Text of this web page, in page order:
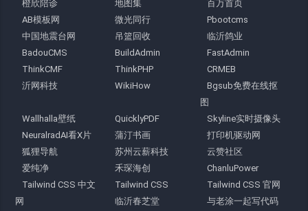
橙欣陪诊
地图集
百万首页
AB模板网
微光同行
Pbootcms
中国地震台网
吊篮回收
临沂鸽业
BadouCMS
BuildAdmin
FastAdmin
ThinkCMF
ThinkPHP
CRMEB
沂网科技
WikiHow
Bgsub免费在线抠
图
Wallhalla壁纸
QuicklyPDF
Skyline实时摄像头
NeuralradAI看X片
蒲汀书画
打印机驱动网
狐狸导航
苏州云薪科技
云赞社区
爱纯净
禾琛海创
ChanluPower
Tailwind CSS 中文
网
Tailwind CSS
Tailwind CSS 官网
临沂春芝堂
与老涂一起写代码